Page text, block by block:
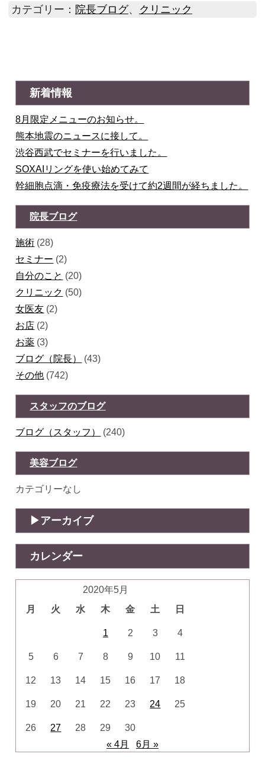
カテゴリー： 院長ブログ、 クリニック
新着情報
8月限定メニューのお知らせ。
熊本地震のニュースに接して。
渋谷西武でセミナーを行いました。
SOXAIリングを使い始めてみて
幹細胞点滴・免疫療法を受けて約2週間が経ちました。
院長ブログ
施術 (28)
セミナー (2)
自分のこと (20)
クリニック (50)
女医友 (2)
お店 (2)
お薬 (3)
ブログ（院長）
(43)
その他 (742)
スタッフのブログ
ブログ（スタッフ） (240)
美容ブログ
カテゴリーなし
アーカイブ
カレンダー
2020年5月
月
火 水 木 金 土 日
1 2 3 4
5 6 7 8 9 10 11
12 13 14 15 16 17 18
19 20 21 22 23 24 25
26 27 28 29
30
« 4月
6月 »